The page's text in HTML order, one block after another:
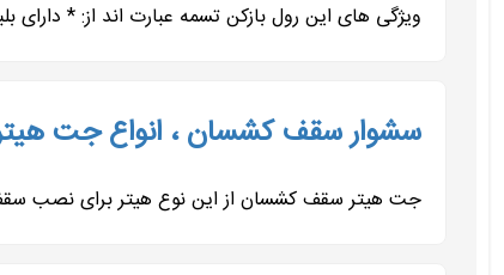
ویژگی های این رول بازکن تسمه عبارت اند از: * دارای
سشوار سقف کشسان ، انواع جت هیتر
جت هیتر سقف کشسان از این نوع هیتر برای نصب